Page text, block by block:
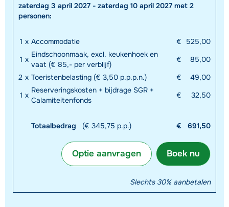
Toon alle accommodaties in dit gebied
Deze kaart geeft een indicatie van de ligging van onze accommodaties. De
exacte locatie kan enigszins afwijken.
zaterdag 3 april 2027 - zaterdag 10 april 2027 met 2
personen:
1 x Accommodatie €
525,00
1 x
Eindschoonmaak, excl. keukenhoek en
vaat (€ 85,- per verblijf)
€
85,00
2 x Toeristenbelasting (€ 3,50 p.p.p.n.) €
49,00
1 x
Reserveringskosten + bijdrage SGR +
Calamiteitenfonds
€ 32,50
Totaalbedrag (€ 345,75 p.p.) € 691,50
Boek nu
Optie aanvragen
Slechts 30% aanbetalen